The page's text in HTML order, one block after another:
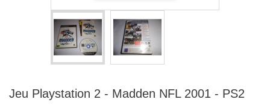
Jeu Playstation 2 - Madden NFL 2001 - PS2